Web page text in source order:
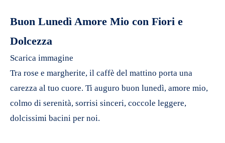
Buon Lunedì Amore Mio con Fiori e
Dolcezza
Scarica immagine
Tra rose e margherite, il caffè del mattino porta una
carezza al tuo cuore. Ti auguro buon lunedì, amore mio,
colmo di serenità, sorrisi sinceri, coccole leggere,
dolcissimi bacini per noi.